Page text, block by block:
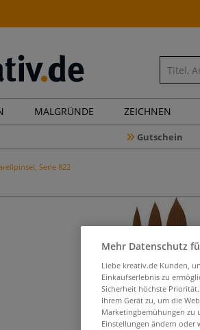
MALGRÜNDE ZEICHNEN
Gutschein
Serie 822
Mehr Datenschutz
Liebe kreativ.de Kunden,
Einkaufserlebnis zu
Sicherheit höchste
Ihrem Gerät zu, um die
Marketingbemühungen zu
Einstellungen ändern oder